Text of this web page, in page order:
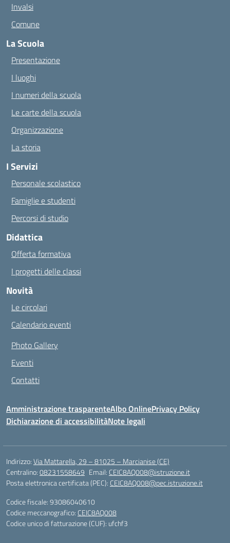
Invalsi
Comune
La Scuola
Presentazione
I luoghi
I numeri della scuola
Le carte della scuola
Organizzazione
La storia
I Servizi
Personale scolastico
Famiglie e studenti
Percorsi di studio
Didattica
Offerta formativa
I progetti delle classi
Novità
Le circolari
Calendario eventi
Photo Gallery
Eventi
Contatti
Amministrazione trasparenteAlbo OnlinePrivacy Policy
Dichiarazione di accessibilitàNote legali
Indirizzo:Via Mattarella, 29 – 81025 – Marcianise (CE)
Centralino:08231558649 Email: CEIC8AQ008@istruzione.it
Posta elettronica certificata (PEC): CEIC8AQ008@pec.istruzione.it
Codice fiscale: 93086040610
Codice meccanografico: CEIC8AQ008
Codice unico di fatturazione (CUF): ufchf3